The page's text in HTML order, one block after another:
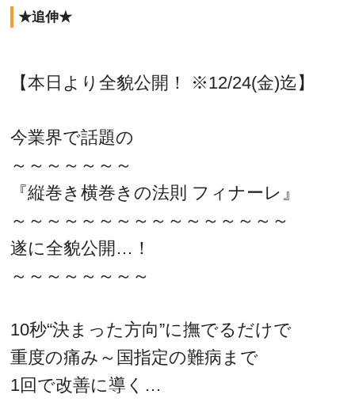
★追伸★
【本日より全貌公開！ ※12/24(金)迄】
今業界で話題の
～～～～～～～
『縦巻き横巻きの法則 フィナーレ』
～～～～～～～～～～～～～～～～
遂に全貌公開…！
～～～～～～～～
10秒“決まった方向”に撫でるだけで
重度の痛み～国指定の難病まで
1回で改善に導く…